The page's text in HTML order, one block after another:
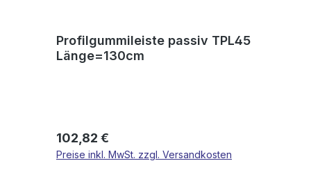
Profilgummileiste passiv TPL45
Länge=130cm
Regulärer Preis:
102,82 €
Preise inkl. MwSt. zzgl. Versandkosten